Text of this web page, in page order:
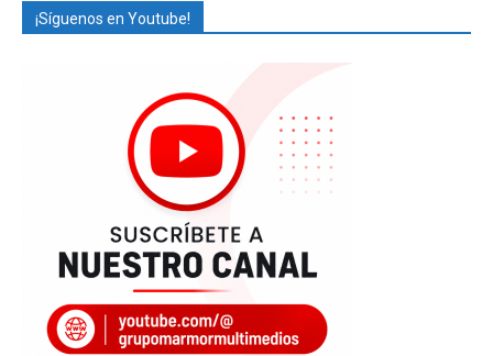
¡Síguenos en Youtube!